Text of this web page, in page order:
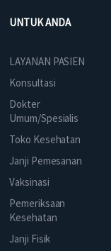
UNTUK ANDA
LAYANAN PASIEN
Konsultasi
Dokter
Umum/Spesialis
Toko Kesehatan
Janji Pemesanan
Vaksinasi
Pemeriksaan
Kesehatan
Janji Fisik